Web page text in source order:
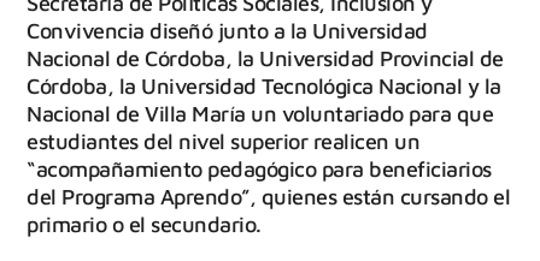
Convivencia diseñó junto a la Universidad
Nacional de Córdoba, la Universidad Provincial de
Córdoba, la Universidad Tecnológica Nacional y la
Nacional de Villa María un voluntariado para que
estudiantes del nivel superior realicen un
“acompañamiento pedagógico para beneficiarios
del Programa Aprendo”, quienes están cursando el
primario o el secundario.